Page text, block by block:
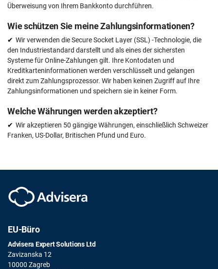
Überweisung von Ihrem Bankkonto durchführen.
Wie schützen Sie meine Zahlungsinformationen?
Wir verwenden die Secure Socket Layer (SSL) -Technologie, die
den Industriestandard darstellt und als eines der sichersten
Systeme für Online-Zahlungen gilt. Ihre Kontodaten und
Kreditkarteninformationen werden verschlüsselt und gelangen
direkt zum Zahlungsprozessor. Wir haben keinen Zugriff auf Ihre
Zahlungsinformationen und speichern sie in keiner Form.
Welche Währungen werden akzeptiert?
Wir akzeptieren 50 gängige Währungen, einschließlich Schweizer
Franken, US-Dollar, Britischen Pfund und Euro.
EU-Büro
Advisera Expert Solutions Ltd
Zavizanska 12
10000 Zagreb